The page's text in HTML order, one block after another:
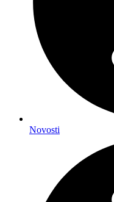
Novosti